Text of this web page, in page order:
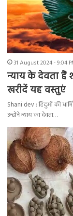
31 August 2024 - 9:04
न्याय के देवता हैं
खरीदें यह वस्तुएं
Shani dev : हिंदुओं की
उन्होंने न्याय का देवता…